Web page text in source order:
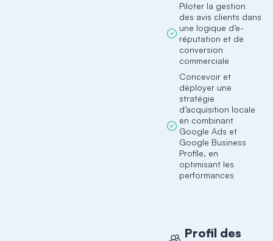
Piloter la gestion
des avis clients dans
une logique d’e-
réputation et de
conversion
commerciale
Concevoir et
déployer une
stratégie
d’acquisition locale
en combinant
Google Ads et
Google Business
Profile, en
optimisant les
performances
Profil des